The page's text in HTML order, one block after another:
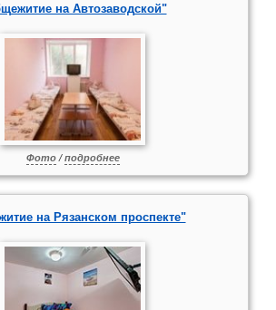
на Автозаводской"
Фото/подробнее
на Рязанском проспекте"